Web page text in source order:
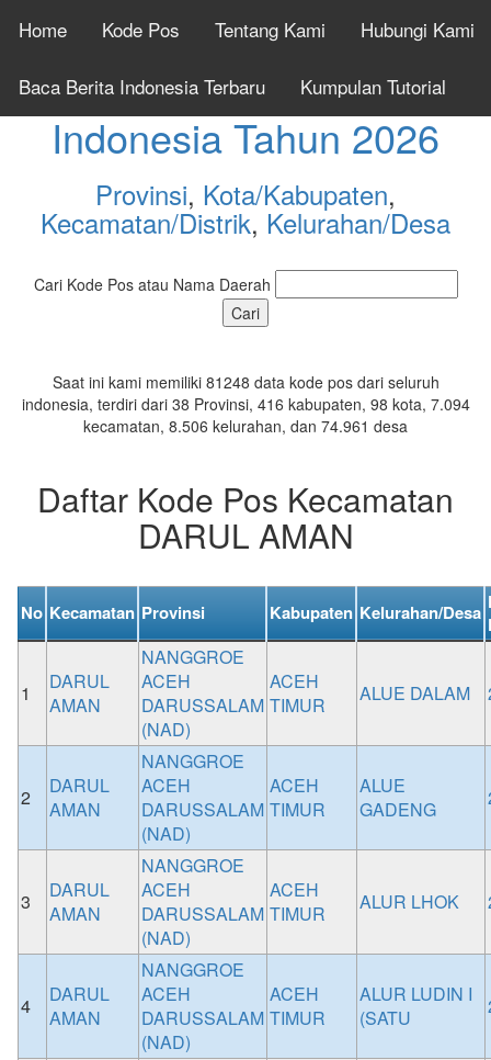
Home Kode Pos Tentang Kami Hubungi Kami
Baca Berita Indonesia Terbaru Kumpulan Tutorial
Cek Kode Pos Seluruh
Indonesia Tahun 2026
Provinsi, Kota/Kabupaten,
Kecamatan/Distrik, Kelurahan/Desa
Cari Kode Pos atau Nama Daerah
Saat ini kami memiliki 81248 data kode pos dari seluruh
indonesia, terdiri dari 38 Provinsi, 416 kabupaten, 98 kota, 7.094
kecamatan, 8.506 kelurahan, dan 74.961 desa
Daftar Kode Pos Kecamatan
DARUL AMAN
No Kecamatan Provinsi Kabupaten Kelurahan/Desa
1
DARUL
AMAN
NANGGROE
ACEH
DARUSSALAM
(NAD)
ACEH
TIMUR
ALUE DALAM
2
DARUL
AMAN
NANGGROE
ACEH
DARUSSALAM
(NAD)
ACEH
TIMUR
ALUE
GADENG
3
DARUL
AMAN
NANGGROE
ACEH
DARUSSALAM
(NAD)
ACEH
TIMUR
ALUR LHOK
4
DARUL
AMAN
NANGGROE
ACEH
DARUSSALAM
(NAD)
ACEH
TIMUR
ALUR LUDIN I
(SATU